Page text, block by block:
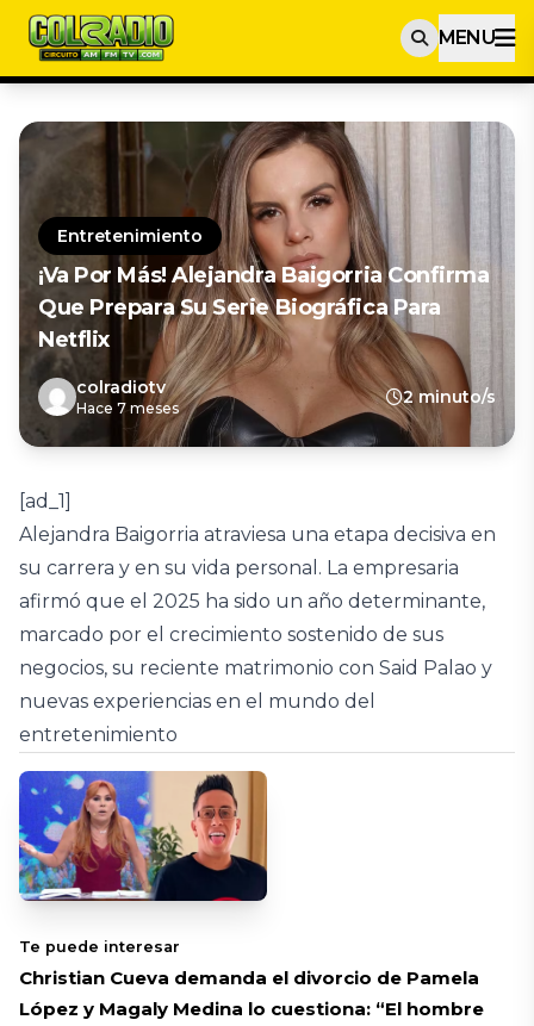
MENU
Entretenimiento
¡Va Por Más! Alejandra Baigorria Confirma
Que Prepara Su Serie Biográfica Para
Netflix
colradiotv
Hace 7 meses
2 minuto/s
[ad_1]
Alejandra Baigorria atraviesa una etapa decisiva en
su carrera y en su vida personal. La empresaria
afirmó que el 2025 ha sido un año determinante,
marcado por el crecimiento sostenido de sus
negocios, su reciente matrimonio con Said Palao y
nuevas experiencias en el mundo del
entretenimiento
Te puede interesar
Christian Cueva demanda el divorcio de Pamela
López y Magaly Medina lo cuestiona: “El hombre